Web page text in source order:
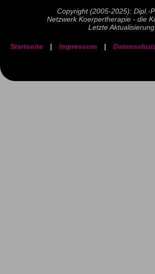
Copyright (2005-2025): Dipl.-
Netzwerk Koerpertherapie - die
Letzte
Startseite | Impressum |